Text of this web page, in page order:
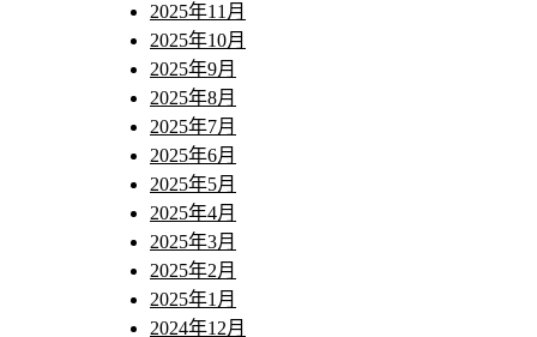
2025年11月
2025年10月
2025年9月
2025年8月
2025年7月
2025年6月
2025年5月
2025年4月
2025年3月
2025年2月
2025年1月
2024年12月